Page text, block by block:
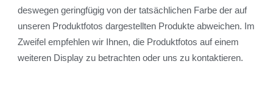
deswegen geringfügig von der tatsächlichen Farbe der auf
unseren Produktfotos dargestellten Produkte abweichen. Im
Zweifel empfehlen wir Ihnen, die Produktfotos auf einem
weiteren Display zu betrachten oder uns zu kontaktieren.